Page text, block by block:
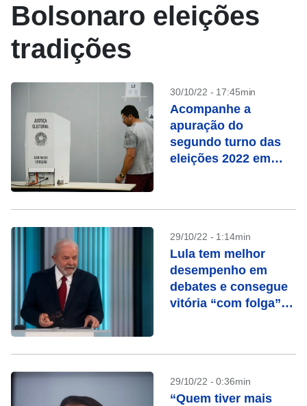
Bolsonaro eleições
tradições
30/10/22 - 17:45min
Acompanhe a
apuração do
segundo turno das
eleições 2022 em
29/10/22 - 1:14min
Lula tem melhor
desempenho em
debates e consegue
vitória “com folga”
29/10/22 - 0:36min
“Quem tiver mais